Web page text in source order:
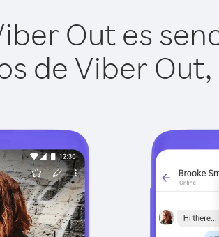
Out es
de Viber